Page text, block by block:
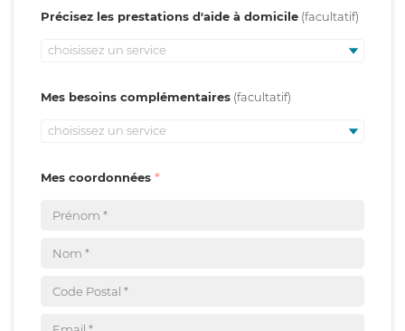
Précisez les prestations d'aide à domicile
choisissez un service
Mes besoins complémentaires
choisissez un service
Mes coordonnées